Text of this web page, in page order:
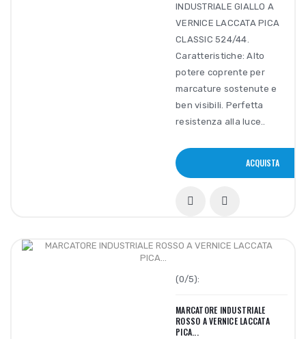
INDUSTRIALE GIALLO A
VERNICE LACCATA PICA
CLASSIC 524/44.
Caratteristiche: Alto
potere coprente per
marcature sostenute e
ben visibili. Perfetta
resistenza alla luce..
ACQUISTA
(0/5):
MARCATORE INDUSTRIALE
ROSSO A VERNICE LACCATA
PICA...